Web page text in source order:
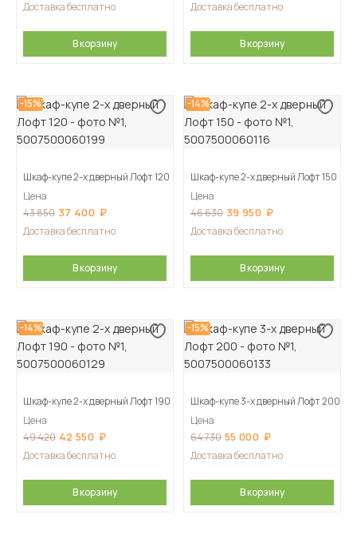
Доставка бесплатно
В корзину
Доставка бесплатно
В корзину
-15%
Шкаф-купе 2-х дверный Лофт 120
Цена
43 850 37 400
Доставка бесплатно
В корзину
-14%
Шкаф-купе 2-х дверный Лофт 150
Цена
46 630 39 950
Доставка бесплатно
В корзину
-14%
Шкаф-купе 2-х дверный Лофт 190
Цена
49 420 42 550
Доставка бесплатно
В корзину
-15%
Шкаф-купе 3-х дверный Лофт 200
Цена
64 730 55 000
Доставка бесплатно
В корзину